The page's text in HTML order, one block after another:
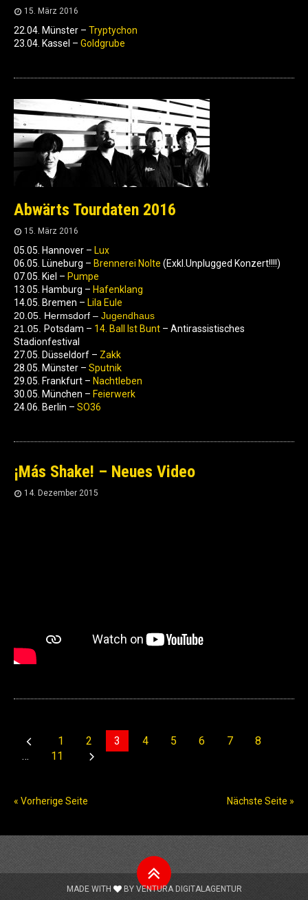
15. März 2016
22.04. Münster – Tryptychon
23.04. Kassel – Goldgrube
Abwärts Tourdaten 2016
15. März 2016
05.05. Hannover – Lux
06.05. Lüneburg – Brennerei Nolte (Exkl.Unplugged Konzert!!!!)
07.05. Kiel – Pumpe
13.05. Hamburg – Hafenklang
14.05. Bremen – Lila Eule
20.05. Hermsdorf – Jugendhaus
21.05.
Potsdam – 14. Ball Ist Bunt – Antirassistisches
Stadionfestival
27.05. Düsseldorf – Zakk
28.05. Münster – Sputnik
29.05. Frankfurt – Nachtleben
30.05. München – Feierwerk
24.06. Berlin – SO36
¡Más Shake! – Neues Video
14. Dezember 2015
1 2 3 4 5 6 7
8
…
11
« Vorherige Seite Nächste Seite »
Nach
oben
MADE WITH BY VENTURA DIGITALAGENTUR